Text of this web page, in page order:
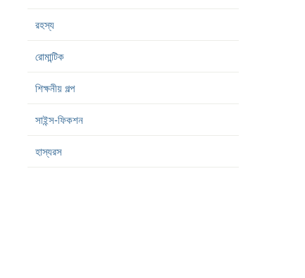
রহস্য
রোমান্টিক
শিক্ষনীয় গল্প
সাইন্স-ফিকশন
হাস্যরস